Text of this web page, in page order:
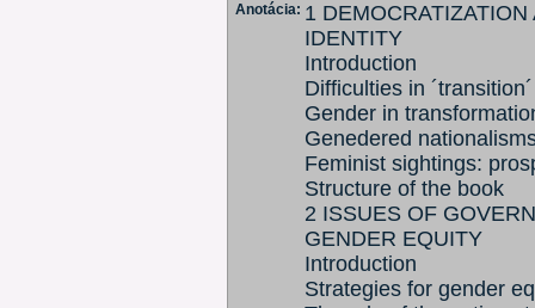
Anotácia: 1
IDENTITY
Introduction
Difficulties in ´transition´
Gender in
Genedered
Feminist sightings:
Structure of the book
2 ISSUES OF
GENDER EQUITY
Introduction
Strategies for gender